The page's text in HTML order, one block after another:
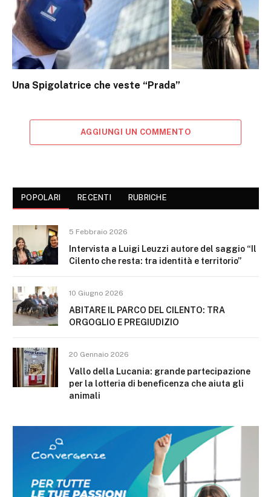
Una Spigolatrice che veste “Prada”
AGGIUNGI UN COMMENTO
POPOLARI RECENTI RUBRICHE
5 Febbraio 2026
Intervista a Luigi Leuzzi autore del saggio “Il
Cilento che resta: tra identità e territorio”
10 Giugno 2026
ABITARE IL PARCO DEL CILENTO: TRA
ORGOGLIO E PREGIUDIZIO
20 Gennaio 2026
Vallo della Lucania: grande partecipazione
per la lotteria di beneficenza che aiuta gli
animali